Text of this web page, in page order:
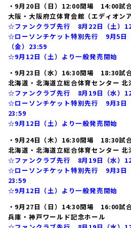
・9月20日（日）12:00開場 14:00試
大阪・大阪府立体育会館（エディオン
☆ファンクラブ先行 8月22日（土）
☆ローソンチケット特別先行 9月5日
（金）23:59
☆9月12日（土）より一般発売開始
・9月23日（水）16:30開場 18:30試
北海道・北海道立総合体育センター 北
☆ファンクラブ先行 8月19日（水）
☆ローソンチケット特別先行 9月3日
23:59
☆9月12日（土）より一般発売開始
・9月24日（木）16:30開場 18:30試
北海道・北海道立総合体育センター 北
☆ファンクラブ先行 8月19日（水）
☆ローソンチケット特別先行 9月3日
23:59
☆9月12日（土）より一般発売開始
・9月27日（日）14:30開場 16:00試
兵庫・神戸ワールド記念ホール